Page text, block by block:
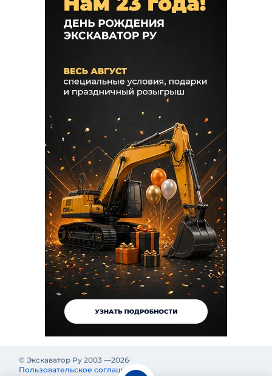
© Экскаватор Ру 2003 —2026
Пользовательское соглашение